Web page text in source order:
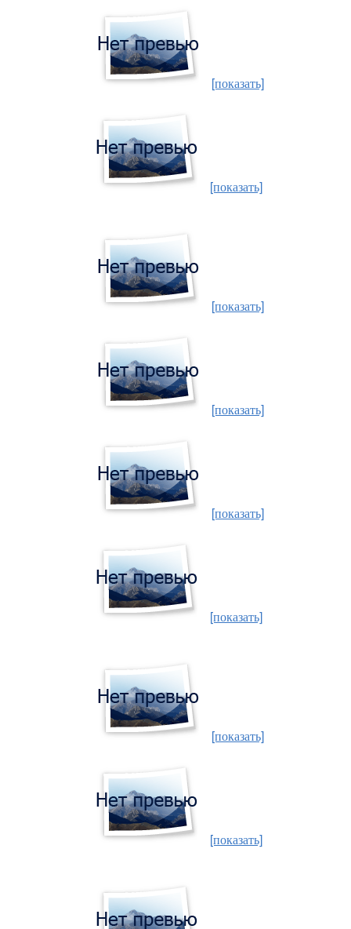
[показать]
[показать]
[показать]
[показать]
[показать]
[показать]
[показать]
[показать]